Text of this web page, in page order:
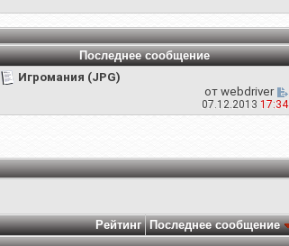
Последнее сообщение
Игромания (JPG)
от webdriver
07.12.2013 17:34
Рейтинг Последнее сообщение